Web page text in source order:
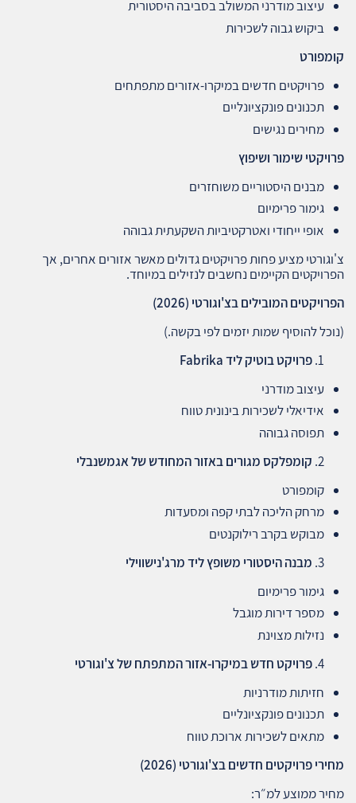
עיצוב מודרני המשולב בסביבה היסטורית
ביקוש גבוה לשכירות
קומפורט
פרויקטים חדשים במיקרו‑אזורים מתפתחים
תכנונים פונקציונליים
מחירים נגישים
פרויקטי שימור ושיפוץ
מבנים היסטוריים משוחזרים
גימור פרימיום
אופי ייחודי ואטרקטיביות השקעתית גבוהה
צ'וגורטי מציע פחות פרויקטים גדולים מאשר אזורים אחרים, אך
הפרויקטים הקיימים נחשבים לנזילים במיוחד.
הפרויקטים המובילים בצ'וגורטי (2026)
(נוכל להוסיף שמות יזמים לפי בקשה.)
פרויקט בוטיק ליד
עיצוב מודרני
אידיאלי לשכירות בינונית טווח
תפוסה גבוהה
קומפלקס מגורים באזור המחודש של אגמשנבלי
קומפורט
מרחק הליכה לבתי קפה ומסעדות
מבוקש בקרב רילוקנטים
מבנה היסטורי משופץ ליד מרג'נישווילי
גימור פרימיום
מספר דירות מוגבל
נזילות מצוינת
פרויקט חדש במיקרו‑אזור המתפתח של צ'וגורטי
חזיתות מודרניות
תכנונים פונקציונליים
מתאים לשכירות ארוכת טווח
מחירי פרויקטים חדשים בצ'וגורטי (2026)
מחיר ממוצע למ״ר: